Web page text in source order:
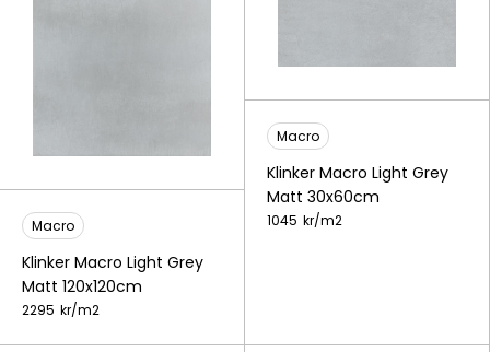
Macro
Klinker Macro Light Grey
Matt 120x120cm
2295 kr/m2
Macro
Klinker Macro Light Grey
Matt 30x60cm
1045 kr/m2